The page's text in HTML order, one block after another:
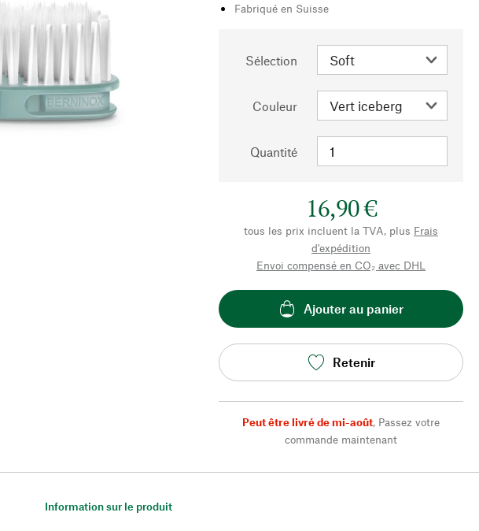
Fabriqué en Suisse
Sélection
Couleur
Quantité
16,90 €
tous les prix incluent la TVA, plus Frais
d'expédition
Envoi compensé en CO₂ avec DHL
Ajouter au panier
Retenir
Peut être livré de mi-août, Passez votre
commande maintenant
Information sur le produit